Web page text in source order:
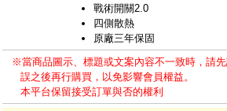
戰術開關2.0
四側散熱
原廠三年保固
※當商品圖示、標題或文案內容不一致時，請
誤之後再行購買，以免影響會員權益。
本平台保留接受訂單與否的權利